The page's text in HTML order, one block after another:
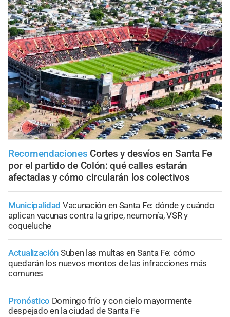
Recomendaciones Cortes y desvíos en Santa Fe
por el partido de Colón: qué calles estarán
afectadas y cómo circularán los colectivos
Municipalidad Vacunación en Santa Fe: dónde y cuándo
aplican vacunas contra la gripe, neumonía, VSR y
coqueluche
Actualización Suben las multas en Santa Fe: cómo
quedarán los nuevos montos de las infracciones más
comunes
Pronóstico Domingo frío y con cielo mayormente
despejado en la ciudad de Santa Fe